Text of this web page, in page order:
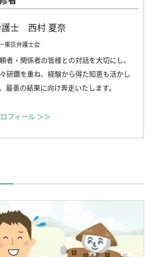
護士 西村 夏奈
東京弁護士会
者・関係者の皆様との対話を大切にし、
研鑽を重ね、経験から得た知恵も活かし
最善の結果に向け奔走いたします。